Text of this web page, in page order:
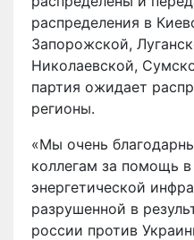
распределения в
Запорожской,
Николаевской,
партия ожидает
регионы.
«Мы очень
коллегам за помощь
энергетической
разрушенной в
россии против